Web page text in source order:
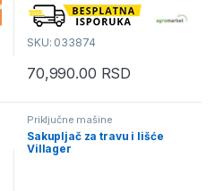
SKU: 033874
70,990.00 RSD
Priključne mašine
Sakupljač za travu i lišće
Villager